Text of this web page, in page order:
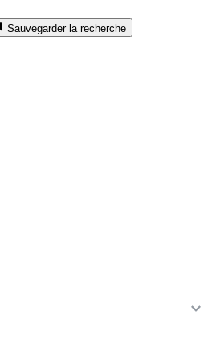
Sauvegarder la recherche